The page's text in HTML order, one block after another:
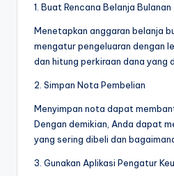
1. Buat Rencana Belanja Bulanan
Menetapkan anggaran belanja
mengatur pengeluaran dengan
dan hitung perkiraan dana yang
2. Simpan Nota Pembelian
Menyimpan nota dapat
Dengan demikian, Anda dapat
yang sering dibeli dan
3. Gunakan Aplikasi Pengatur